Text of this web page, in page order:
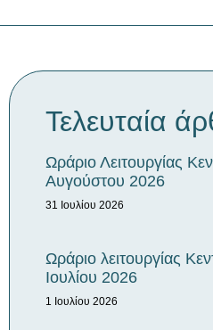
Τελευταία
Ωράριο Λειτουργίας
Αυγούστου 2026
31 Ιουλίου 2026
Ωράριο λειτουργίας
Iουλίου 2026
1 Ιουλίου 2026